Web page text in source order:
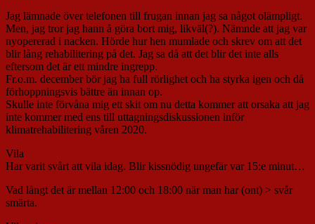
Jag lämnade över telefonen till frugan innan jag sa något olämpligt.
Men, jag tror jag hann å göra bort mig, likväl(?). Nämnde att jag var
nyopererad i nacken. Hörde hur hen mumlade och skrev om att det
blir lång rehabilitering på det. Jag sa då att det blir det inte alls
eftersom det är ett mindre ingrepp.
Fr.o.m. december bör jag ha full rörlighet och ha styrka igen och då
förhoppningsvis bättre än innan op.
Skulle inte förvåna mig ett skit om nu detta kommer att orsaka att jag
inte kommer med ens till uttagningsdiskussionen inför
klimatrehabilitering våren 2020.
Vila
Har varit svårt att vila idag. Blir kissnödig ungefär var 15:e minut…
Vad långt det är mellan 12:00 och 18:00 när man har (ont) > svår
smärta.